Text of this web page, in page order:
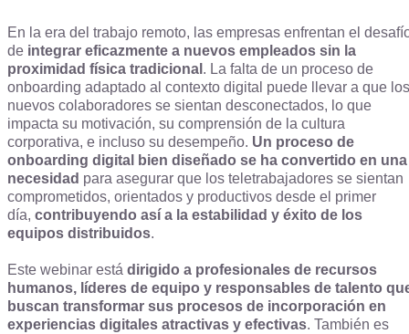
En la era del trabajo remoto, las empresas enfrentan el
de integrar eficazmente a nuevos empleados sin la
proximidad física tradicional . La falta de un proceso de
onboarding adaptado al contexto digital puede llevar a que los
nuevos colaboradores se sientan desconectados, lo que
impacta su motivación, su comprensión de la cultura
corporativa, e incluso su desempeño. Un proceso de
onboarding digital bien diseñado se ha convertido en una
necesidad para asegurar que los teletrabajadores se sientan
comprometidos, orientados y productivos desde el primer
día, contribuyendo así a la estabilidad y éxito de los
equipos distribuidos.
Este webinar está dirigido a profesionales de recursos
humanos, líderes de equipo y responsables de talento
buscan transformar sus procesos de incorporación en
experiencias digitales atractivas y efectivas. También es